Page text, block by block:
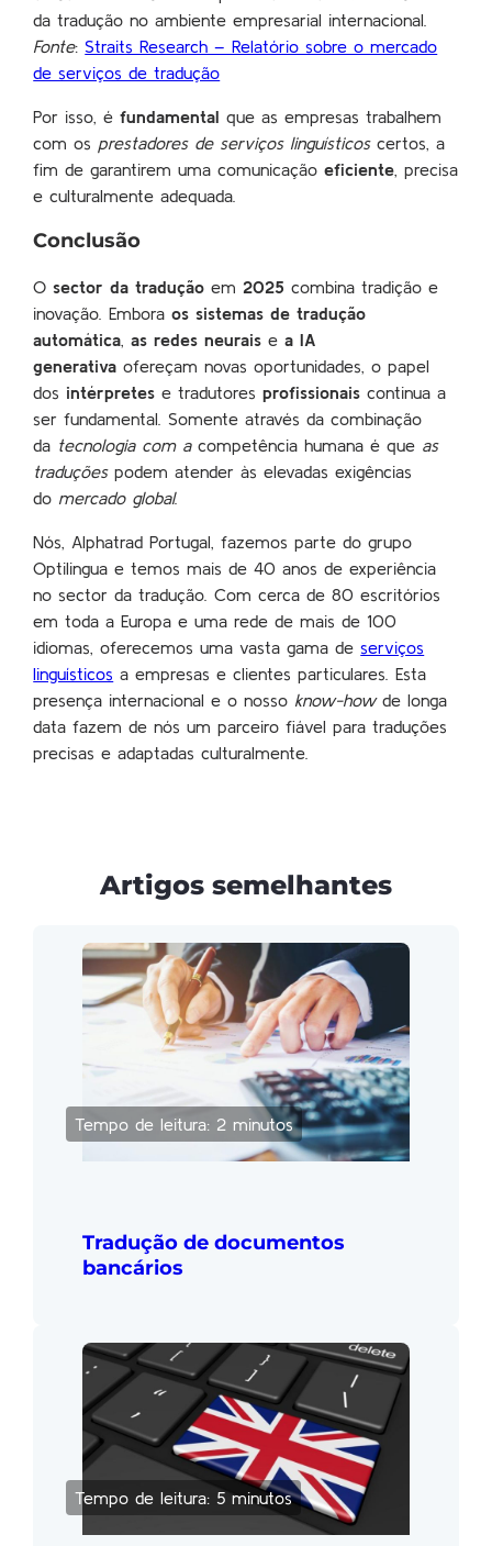
da tradução no ambiente empresarial internacional.
Fonte:Straits Research – Relatório sobre o mercado
de serviços de tradução
Por isso, éfundamental que as empresas trabalhem
com os prestadores de serviços linguísticoscertos, a
fim de garantirem uma comunicaçãoeficiente , precisa
e culturalmente adequada.
Conclusão
Osector da traduçãoem 2025combina tradição e
inovação. Emboraos sistemas de tradução
automática ,as redes neuraisea IA
generativaofereçam novas oportunidades, o papel
dos intérpretese tradutoresprofissionais continua a
ser fundamental. Somente através da combinação
da tecnologia com acompetência humana é que as
traduçõespodem atender às elevadas exigências
do mercado global.
Nós, Alphatrad Portugal, fazemos parte do grupo
Optilingua e temos mais de 40 anos de experiência
no sector da tradução. Com cerca de 80 escritórios
em toda a Europa e uma rede de mais de 100
idiomas, oferecemos uma vasta gama deserviços
linguísticos a empresas e clientes particulares. Esta
presença internacional e o nosso know-howde longa
data fazem de nós um parceiro fiável para traduções
precisas e adaptadas culturalmente.
Artigos semelhantes
Tempo de leitura: 2 minutos
Tradução de documentos
bancários
Tempo de leitura: 5 minutos